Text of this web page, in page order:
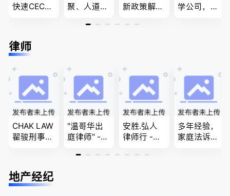
快速CEC&P
民上诉、家
庭团聚，特
商业移民，
名校申请
聚、人道移
和工签 移
移民签证
、翻译和海
牙认证
新政策解
牌顾问为您
团聚，投资
移民以及各
类省提名和
技术移民
学公司，精
民和魁北克
PEQ60472
08731
律师
CHAK LAW
翟骏刑事交
民事诉讼/
房产过户
"温哥华出
庭律师" -
务所 - 劳动
安胜.弘人
律师行 -
最大的华人
多年经验，
家庭法诉
地产经纪